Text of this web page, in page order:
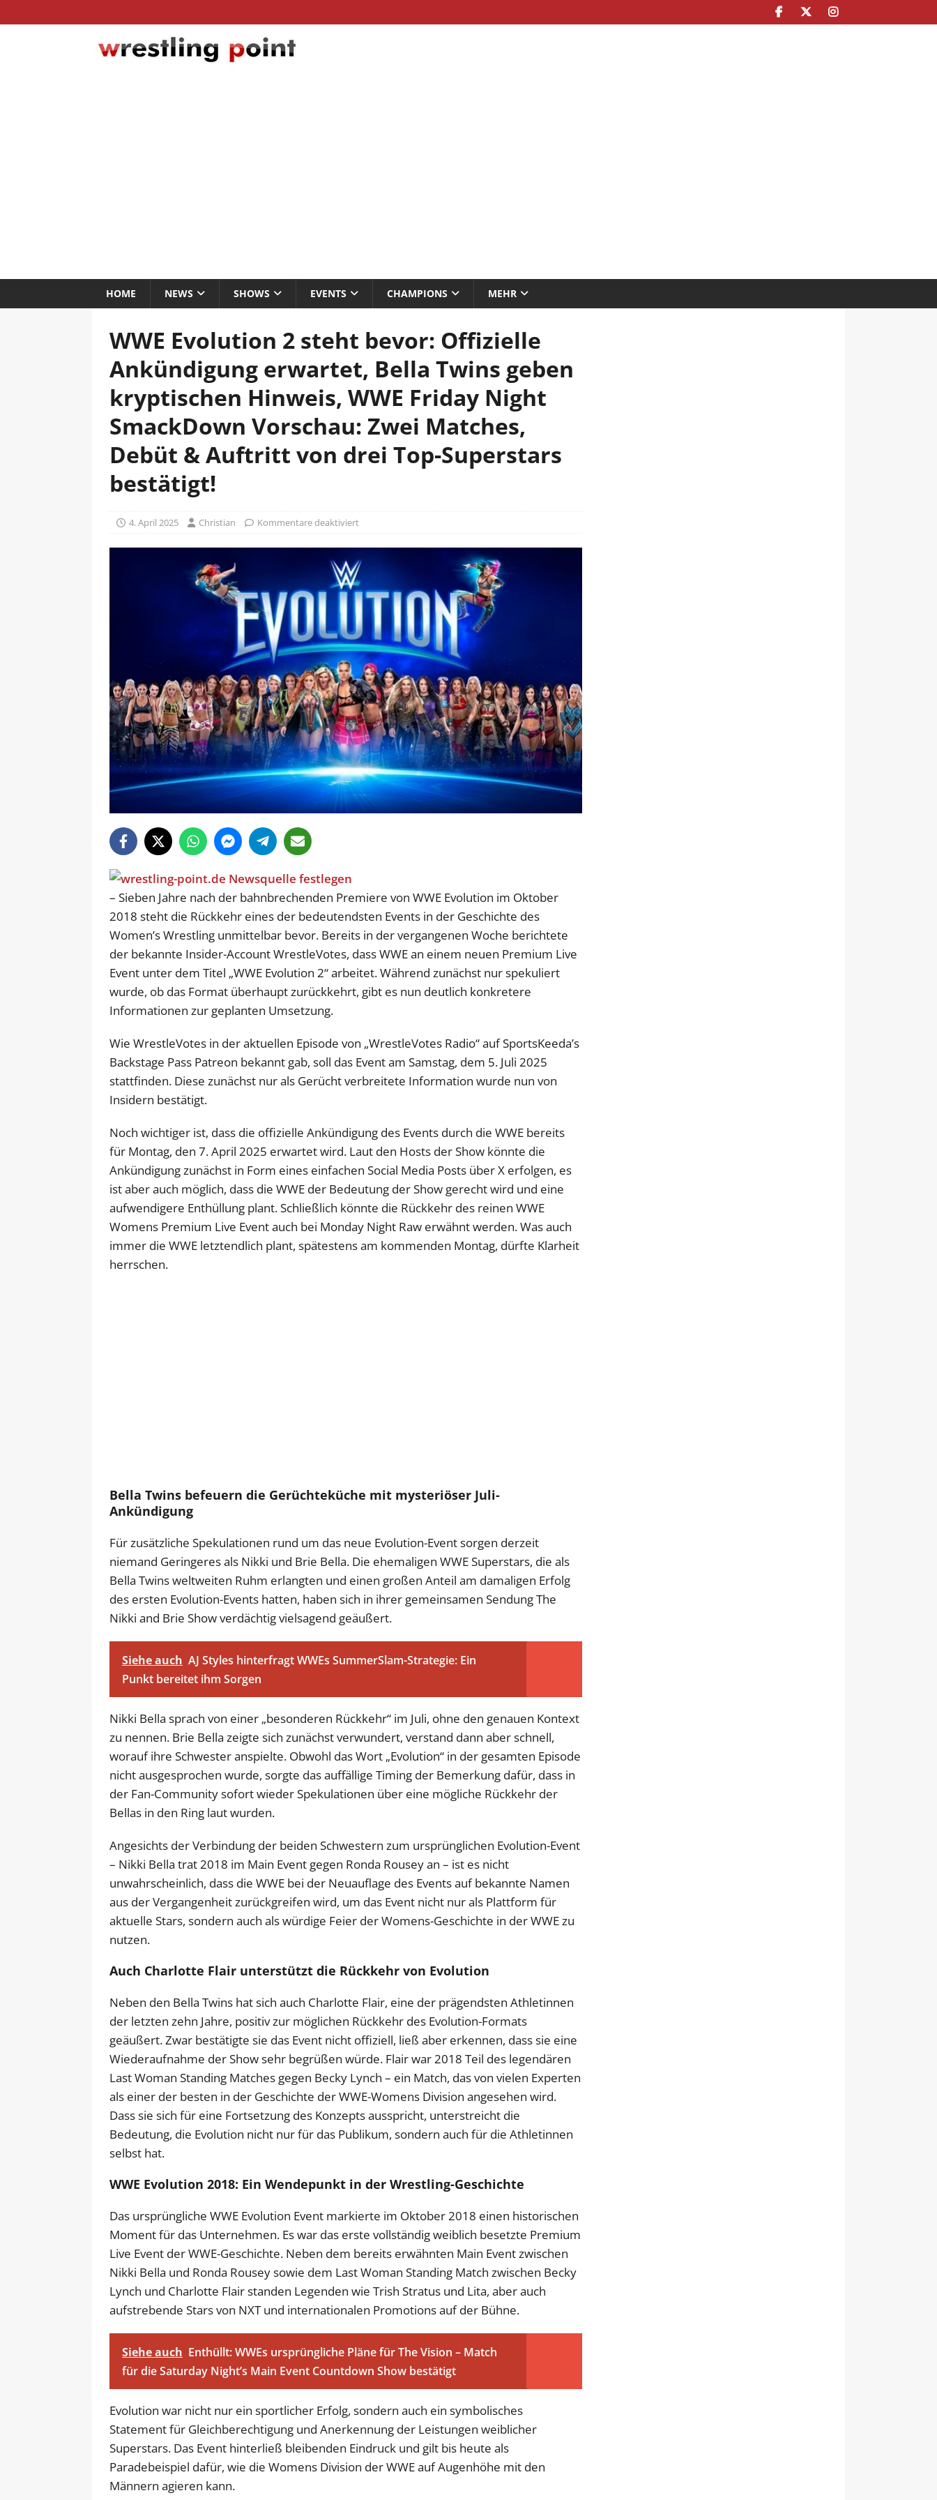
HOME NEWS SHOWS EVENTS CHAMPIONS MEHR
WWE Evolution 2 steht bevor: Offizielle
Ankündigung erwartet, Bella Twins geben
kryptischen Hinweis, WWE Friday Night
SmackDown Vorschau: Zwei Matches,
Debüt & Auftritt von drei Top-Superstars
bestätigt!
4. April 2025 Christian Kommentare deaktiviert
– Sieben Jahre nach der bahnbrechenden Premiere von WWE Evolution im Oktober
2018 steht die Rückkehr eines der bedeutendsten Events in der Geschichte des
Women’s Wrestling unmittelbar bevor. Bereits in der vergangenen Woche berichtete
der bekannte Insider-Account WrestleVotes, dass WWE an einem neuen Premium Live
Event unter dem Titel „WWE Evolution 2“ arbeitet. Während zunächst nur spekuliert
wurde, ob das Format überhaupt zurückkehrt, gibt es nun deutlich konkretere
Informationen zur geplanten Umsetzung.
Wie WrestleVotes in der aktuellen Episode von „WrestleVotes Radio“ auf SportsKeeda’s
Backstage Pass Patreon bekannt gab, soll das Event am Samstag, dem 5. Juli 2025
stattfinden. Diese zunächst nur als Gerücht verbreitete Information wurde nun von
Insidern bestätigt.
Noch wichtiger ist, dass die offizielle Ankündigung des Events durch die WWE bereits
für Montag, den 7. April 2025 erwartet wird. Laut den Hosts der Show könnte die
Ankündigung zunächst in Form eines einfachen Social Media Posts über X erfolgen, es
ist aber auch möglich, dass die WWE der Bedeutung der Show gerecht wird und eine
aufwendigere Enthüllung plant. Schließlich könnte die Rückkehr des reinen WWE
Womens Premium Live Event auch bei Monday Night Raw erwähnt werden. Was auch
immer die WWE letztendlich plant, spätestens am kommenden Montag, dürfte Klarheit
herrschen.
Bella Twins befeuern die Gerüchteküche mit mysteriöser Juli-
Ankündigung
Für zusätzliche Spekulationen rund um das neue Evolution-Event sorgen derzeit
niemand Geringeres als Nikki und Brie Bella. Die ehemaligen WWE Superstars, die als
Bella Twins weltweiten Ruhm erlangten und einen großen Anteil am damaligen Erfolg
des ersten Evolution-Events hatten, haben sich in ihrer gemeinsamen Sendung The
Nikki and Brie Show verdächtig vielsagend geäußert.
Siehe auch AJ Styles hinterfragt WWEs SummerSlam-Strategie: Ein
Punkt bereitet ihm Sorgen
Nikki Bella sprach von einer „besonderen Rückkehr“ im Juli, ohne den genauen Kontext
zu nennen. Brie Bella zeigte sich zunächst verwundert, verstand dann aber schnell,
worauf ihre Schwester anspielte. Obwohl das Wort „Evolution“ in der gesamten Episode
nicht ausgesprochen wurde, sorgte das auffällige Timing der Bemerkung dafür, dass in
der Fan-Community sofort wieder Spekulationen über eine mögliche Rückkehr der
Bellas in den Ring laut wurden.
Angesichts der Verbindung der beiden Schwestern zum ursprünglichen Evolution-Event
– Nikki Bella trat 2018 im Main Event gegen Ronda Rousey an – ist es nicht
unwahrscheinlich, dass die WWE bei der Neuauflage des Events auf bekannte Namen
aus der Vergangenheit zurückgreifen wird, um das Event nicht nur als Plattform für
aktuelle Stars, sondern auch als würdige Feier der Womens-Geschichte in der WWE zu
nutzen.
Auch Charlotte Flair unterstützt die Rückkehr von Evolution
Neben den Bella Twins hat sich auch Charlotte Flair, eine der prägendsten Athletinnen
der letzten zehn Jahre, positiv zur möglichen Rückkehr des Evolution-Formats
geäußert. Zwar bestätigte sie das Event nicht offiziell, ließ aber erkennen, dass sie eine
Wiederaufnahme der Show sehr begrüßen würde. Flair war 2018 Teil des legendären
Last Woman Standing Matches gegen Becky Lynch – ein Match, das von vielen Experten
als einer der besten in der Geschichte der WWE-Womens Division angesehen wird.
Dass sie sich für eine Fortsetzung des Konzepts ausspricht, unterstreicht die
Bedeutung, die Evolution nicht nur für das Publikum, sondern auch für die Athletinnen
selbst hat.
WWE Evolution 2018: Ein Wendepunkt in der Wrestling-Geschichte
Das ursprüngliche WWE Evolution Event markierte im Oktober 2018 einen historischen
Moment für das Unternehmen. Es war das erste vollständig weiblich besetzte Premium
Live Event der WWE-Geschichte. Neben dem bereits erwähnten Main Event zwischen
Nikki Bella und Ronda Rousey sowie dem Last Woman Standing Match zwischen Becky
Lynch und Charlotte Flair standen Legenden wie Trish Stratus und Lita, aber auch
aufstrebende Stars von NXT und internationalen Promotions auf der Bühne.
Siehe auch Enthüllt: WWEs ursprüngliche Pläne für The Vision – Match
für die Saturday Night’s Main Event Countdown Show bestätigt
Evolution war nicht nur ein sportlicher Erfolg, sondern auch ein symbolisches
Statement für Gleichberechtigung und Anerkennung der Leistungen weiblicher
Superstars. Das Event hinterließ bleibenden Eindruck und gilt bis heute als
Paradebeispiel dafür, wie die Womens Division der WWE auf Augenhöhe mit den
Männern agieren kann.